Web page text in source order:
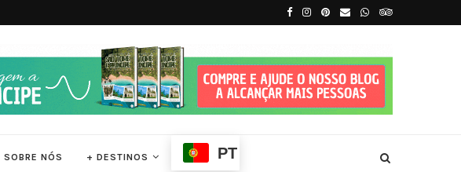
Melhor Época para Visitar São Tomé e
SOBRE NÓS + DESTINOS PT